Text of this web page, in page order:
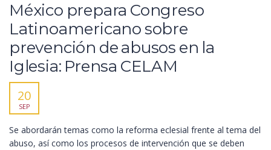
México prepara Congreso
Latinoamericano sobre
prevención de abusos en la
Iglesia: Prensa CELAM
20
SEP
Se abordarán temas como la reforma eclesial frente al tema del
abuso, así como los procesos de intervención que se deben